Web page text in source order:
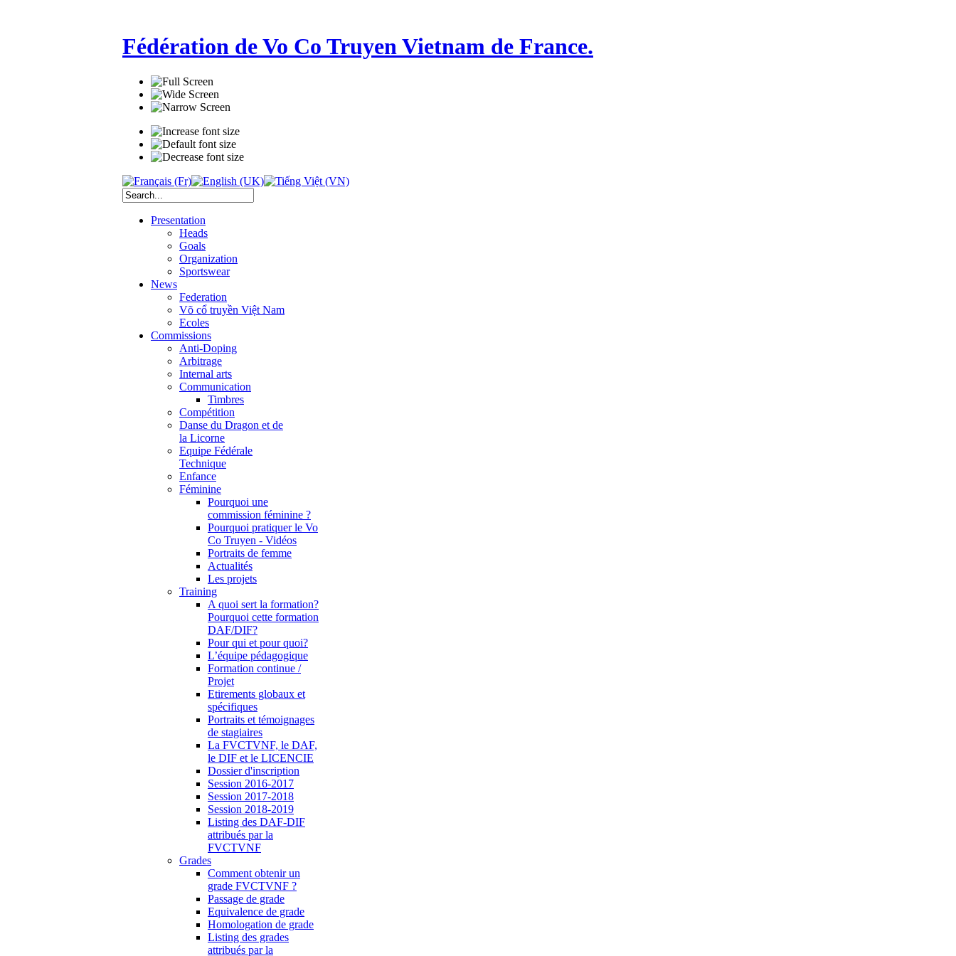
Fédération de Vo Co Truyen Vietnam de France.
Presentation
Heads
Goals
Organization
Sportswear
News
Federation
Võ cổ truyền Việt Nam
Ecoles
Commissions
Anti-Doping
Arbitrage
Internal arts
Communication
Timbres
Compétition
Danse du Dragon et de
la Licorne
Equipe Fédérale
Technique
Enfance
Féminine
Pourquoi une
commission féminine ?
Pourquoi pratiquer le Vo
Co Truyen - Vidéos
Portraits de femme
Actualités
Les projets
Training
A quoi sert la formation?
Pourquoi cette formation
DAF/DIF?
Pour qui et pour quoi?
L’équipe pédagogique
Formation continue /
Projet
Etirements globaux et
spécifiques
Portraits et témoignages
de stagiaires
La FVCTVNF, le DAF,
le DIF et le LICENCIE
Dossier d'inscription
Session 2016-2017
Session 2017-2018
Session 2018-2019
Listing des DAF-DIF
attribués par la
FVCTVNF
Grades
Comment obtenir un
grade FVCTVNF ?
Passage de grade
Equivalence de grade
Homologation de grade
Listing des grades
attribués par la